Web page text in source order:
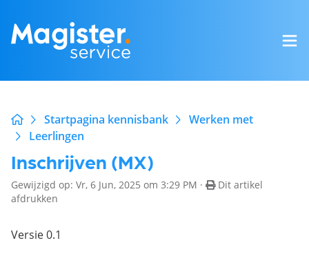
Startpagina kennisbank
Werken met
Leerlingen
Inschrijven (MX)
Gewijzigd op: Vr, 6 Jun, 2025 om 3:29 PM ·
Dit artikel
afdrukken
Versie 0.1